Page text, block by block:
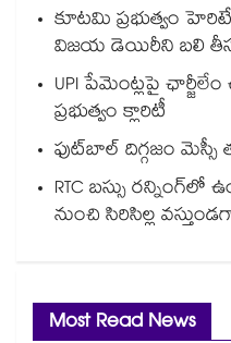
కూటమి ప్రభుత్వం
విజయ డెయిరీని బలి
UPI పేమెంట్లపై
ప్రభుత్వం క్లారిటీ
ఫుట్‎బాల్ దిగ్గజం మెస్సీ
RTC బస్సు రన్నింగ్⁫లో
నుంచి సిరిసిల్ల
Most Read News